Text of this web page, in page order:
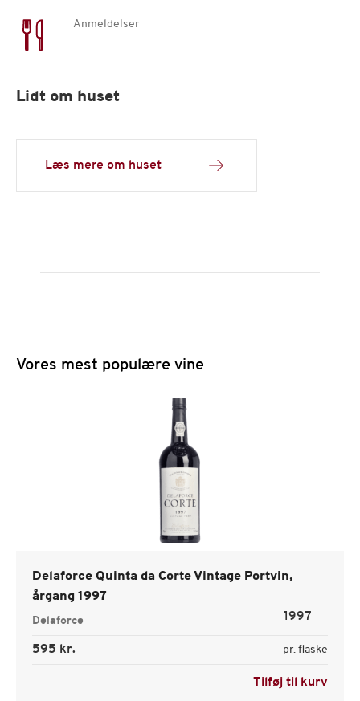
Anmeldelser
Lidt om huset
Læs mere om huset
Vores mest populære vine
Delaforce Quinta da Corte Vintage Portvin,
årgang 1997
Delaforce 1997
595 kr. pr. flaske
Tilføj til kurv